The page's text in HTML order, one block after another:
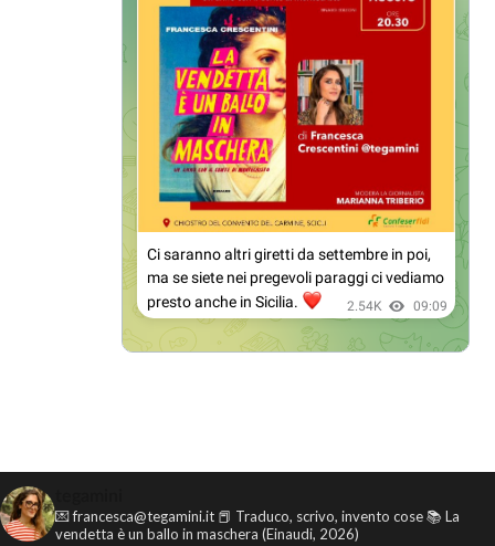
💌 francesca@tegamini.it 📕 Traduco, scrivo, invento cose📚 La
vendetta è un ballo in maschera (Einaudi, 2026)